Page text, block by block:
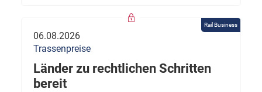
Rail Business
06.08.2026
Trassenpreise
Länder zu rechtlichen Schritten
bereit